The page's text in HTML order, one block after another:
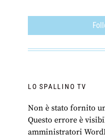
LO SPALLINO TV
Non è stato fornito
Questo errore è
amministratori